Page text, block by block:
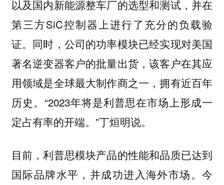
以及国内新能源整车厂的选型和测试，并在
第三方SiC控制器上进行了充分的负载验
证。同时，公司的功率模块已经实现对美国
著名逆变器客户的批量出货，该客户在其应
用领域是全球最大制作商之一，拥有近百年
历史。“2023年将是利普思在市场上形成一
定占有率的开端。”丁烜明说。
目前，利普思模块产品的性能和品质已达到
国际品牌水平，并成功进入海外市场。今